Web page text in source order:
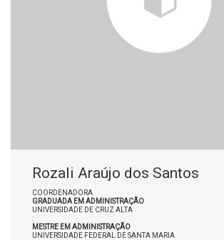
Rozali Araújo dos Santos
COORDENADORA
GRADUADA EM ADMINISTRAÇÃO
UNIVERSIDADE DE CRUZ ALTA
:
MESTRE EM ADMINISTRAÇÃO
UNIVERSIDADE FEDERAL DE SANTA MARIA